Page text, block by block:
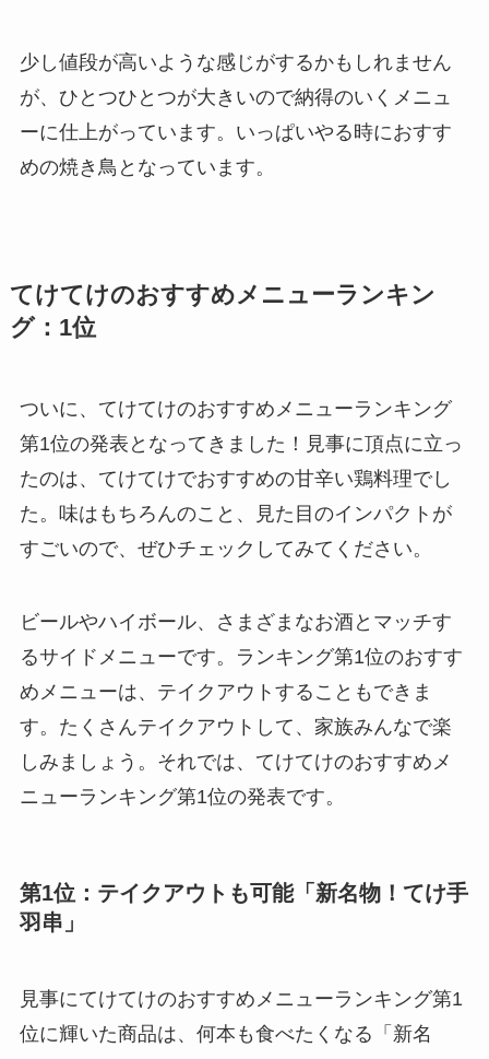
少し値段が高いような感じがするかもしれません
が、ひとつひとつが大きいので納得のいくメニュ
ーに仕上がっています。いっぱいやる時におすす
めの焼き鳥となっています。
てけてけのおすすめメニューランキン
グ：1位
ついに、てけてけのおすすめメニューランキング
第1位の発表となってきました！見事に頂点に立っ
たのは、てけてけでおすすめの甘辛い鶏料理でし
た。味はもちろんのこと、見た目のインパクトが
すごいので、ぜひチェックしてみてください。
ビールやハイボール、さまざまなお酒とマッチす
るサイドメニューです。ランキング第1位のおすす
めメニューは、テイクアウトすることもできま
す。たくさんテイクアウトして、家族みんなで楽
しみましょう。それでは、てけてけのおすすめメ
ニューランキング第1位の発表です。
第1位：テイクアウトも可能「新名物！てけ手
羽串」
見事にてけてけのおすすめメニューランキング第1
位に輝いた商品は、何本も食べたくなる「新名